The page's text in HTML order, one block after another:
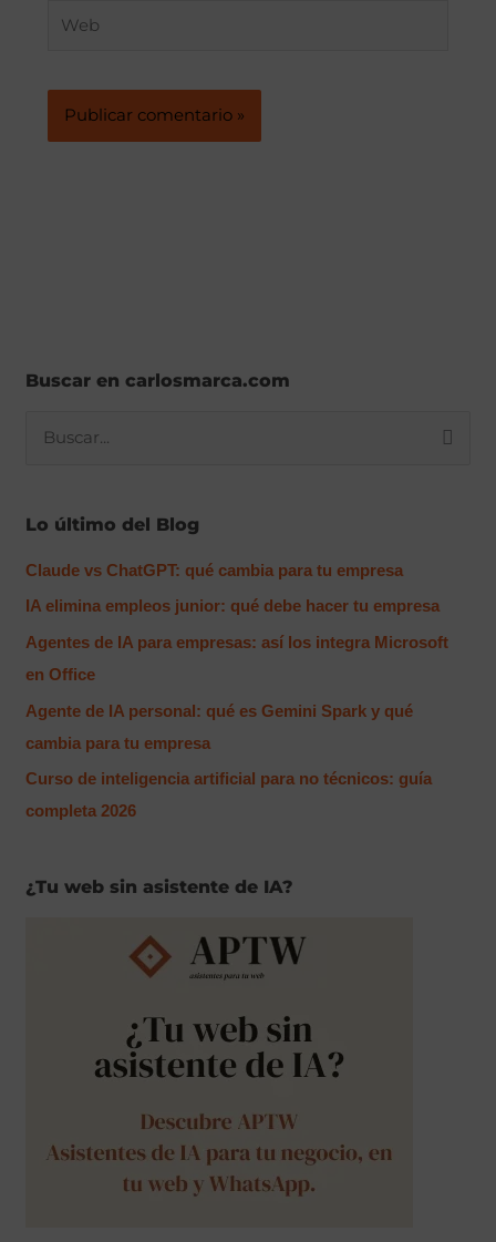
Buscar en carlosmarca.com
a
r
p
o
Lo último del Blog
Claude vs ChatGPT: qué cambia para tu empresa
IA elimina empleos junior: qué debe hacer tu empresa
Agentes de IA para empresas: así los integra Microsoft
en Office
Agente de IA personal: qué es Gemini Spark y qué
cambia para tu empresa
Curso de inteligencia artificial para no técnicos: guía
completa 2026
¿Tu web sin asistente de IA?